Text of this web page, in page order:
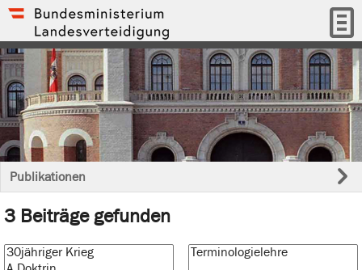
Publikationen
3 Beiträge gefunden